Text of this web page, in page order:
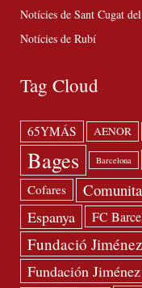
Notícies de Sant Cugat
Notícies de Rubí
Tag Cloud
65YMÁS AENOR
Bages Barcelona
Cofares
Espanya FC
Fundació
Fundación